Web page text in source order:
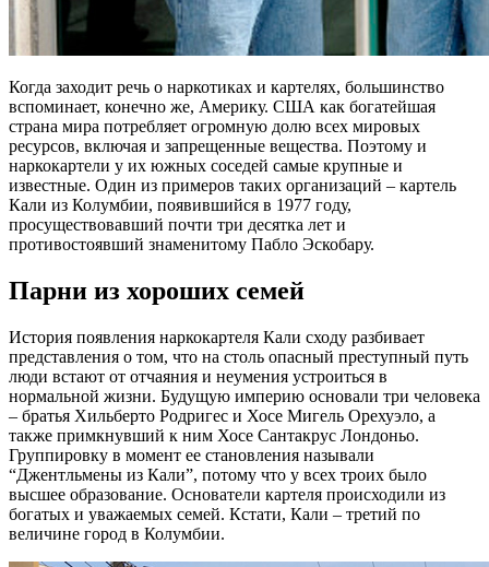
Когда заходит речь о наркотиках и картелях, большинство
вспоминает, конечно же, Америку. США как богатейшая
страна мира потребляет огромную долю всех мировых
ресурсов, включая и запрещенные вещества. Поэтому и
наркокартели у их южных соседей самые крупные и
известные. Один из примеров таких организаций – картель
Кали из Колумбии, появившийся в 1977 году,
просуществовавший почти три десятка лет и
противостоявший знаменитому Пабло Эскобару.
Парни из хороших семей
История появления наркокартеля Кали сходу разбивает
представления о том, что на столь опасный преступный путь
люди встают от отчаяния и неумения устроиться в
нормальной жизни. Будущую империю основали три человека
– братья Хильберто Родригес и Хосе Мигель Орехуэло, а
также примкнувший к ним Хосе Сантакрус Лондоньо.
Группировку в момент ее становления называли
“Джентльмены из Кали”, потому что у всех троих было
высшее образование. Основатели картеля происходили из
богатых и уважаемых семей. Кстати, Кали – третий по
величине город в Колумбии.